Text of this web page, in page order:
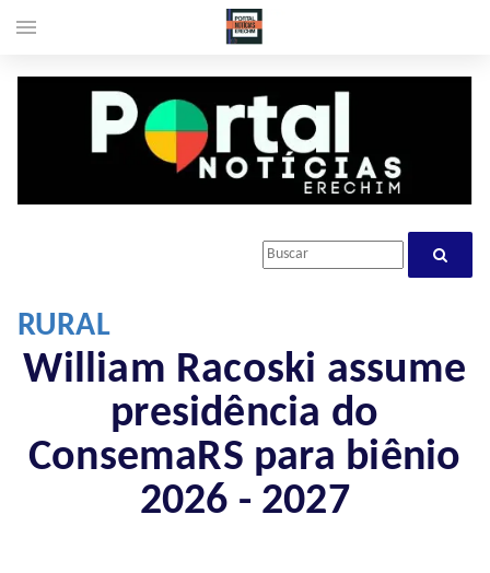
RURAL
William Racoski assume
presidência do
ConsemaRS para biênio
2026 - 2027
menu